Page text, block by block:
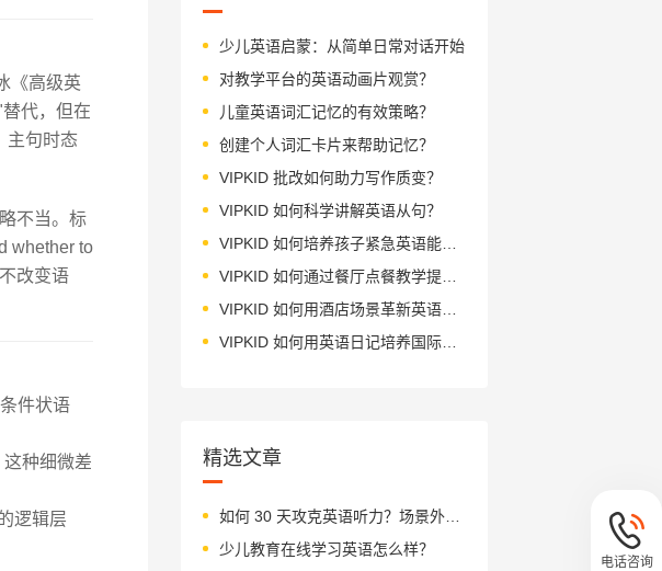
《高级英
代，但在
主句时态
不当。标
whether to
改变语
件状语
种细微差
逻辑层
少儿英语启蒙：从简单日常对话开始
对教学平台的英语动画片观赏？
儿童英语词汇记忆的有效策略？
创建个人词汇卡片来帮助记忆？
VIPKID 批改如何助力写作质变？
VIPKID 如何科学讲解英语从句？
VIPKID 如何培养孩子紧急英语能力？
VIPKID 如何通过餐厅点餐教学提升少儿英语应用能力？
VIPKID 如何用酒店场景革新英语教学？
VIPKID 如何用英语日记培养国际化人才？
精选文章
如何 30 天攻克英语听力？场景外教 AI 揭秘
少儿教育在线学习英语怎么样？
电话咨询